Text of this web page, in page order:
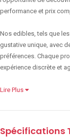
performance et prix
Nos edibles, tels que
gustative unique, avec
préférences. Chaque
expérience discrète et
Lire Plus
Spécifications